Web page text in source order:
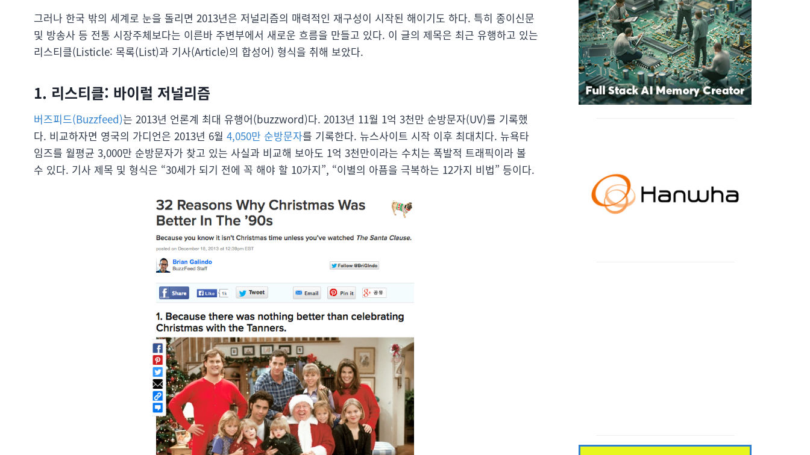
그러나 한국 밖의 세계로 눈을 돌리면 2013년은 저널리즘의 매력적인 재구성이 시작된 해이기도 하다. 특히 종이신문
및 방송사 등 전통 시장주체보다는 이른바 주변부에서 새로운 흐름을 만들고 있다. 이 글의 제목은 최근 유행하고 있는
리스티클(Listicle: 목록(List)과 기사(Article)의 합성어) 형식을 취해 보았다.
1. 리스티클: 바이럴 저널리즘
버즈피드(Buzzfeed)는 2013년 언론계 최대 유행어(buzzword)다. 2013년 11월 1억 3천만 순방문자(UV)를 기록했
다. 비교하자면 영국의 가디언은 2013년 6월 4,050만 순방문자를 기록한다. 뉴스사이트 시작 이후 최대치다. 뉴욕타
임즈를 월평균 3,000만 순방문자가 찾고 있는 사실과 비교해 보아도 1억 3천만이라는 수치는 폭발적 트래픽이라 볼
수 있다. 기사 제목 및 형식은 “30세가 되기 전에 꼭 해야 할 10가지”, “이별의 아픔을 극복하는 12가지 비법” 등이다.